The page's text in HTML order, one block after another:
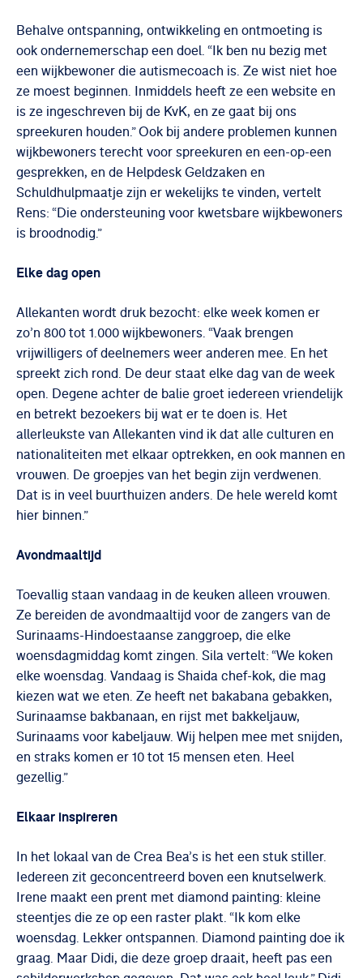
Behalve ontspanning, ontwikkeling en ontmoeting is
ook ondernemerschap een doel. “Ik ben nu bezig met
een wijkbewoner die autismecoach is. Ze wist niet hoe
ze moest beginnen. Inmiddels heeft ze een website en
is ze ingeschreven bij de KvK, en ze gaat bij ons
spreekuren houden.” Ook bij andere problemen kunnen
wijkbewoners terecht voor spreekuren en een-op-een
gesprekken, en de Helpdesk Geldzaken en
Schuldhulpmaatje zijn er wekelijks te vinden, vertelt
Rens: “Die ondersteuning voor kwetsbare wijkbewoners
is broodnodig.”
Elke dag open
Allekanten wordt druk bezocht: elke week komen er
zo’n 800 tot 1.000 wijkbewoners. “Vaak brengen
vrijwilligers of deelnemers weer anderen mee. En het
spreekt zich rond. De deur staat elke dag van de week
open. Degene achter de balie groet iedereen vriendelijk
en betrekt bezoekers bij wat er te doen is. Het
allerleukste van Allekanten vind ik dat alle culturen en
nationaliteiten met elkaar optrekken, en ook mannen en
vrouwen. De groepjes van het begin zijn verdwenen.
Dat is in veel buurthuizen anders. De hele wereld komt
hier binnen.”
Avondmaaltijd
Toevallig staan vandaag in de keuken alleen vrouwen.
Ze bereiden de avondmaaltijd voor de zangers van de
Surinaams-Hindoestaanse zanggroep, die elke
woensdagmiddag komt zingen. Sila vertelt: “We koken
elke woensdag. Vandaag is Shaida chef-kok, die mag
kiezen wat we eten. Ze heeft net bakabana gebakken,
Surinaamse bakbanaan, en rijst met bakkeljauw,
Surinaams voor kabeljauw. Wij helpen mee met snijden,
en straks komen er 10 tot 15 mensen eten. Heel
gezellig.”
Elkaar inspireren
In het lokaal van de Crea Bea’s is het een stuk stiller.
Iedereen zit geconcentreerd boven een knutselwerk.
Irene maakt een prent met diamond painting: kleine
steentjes die ze op een raster plakt. “Ik kom elke
woensdag. Lekker ontspannen. Diamond painting doe ik
graag. Maar Didi, die deze groep draait, heeft pas een